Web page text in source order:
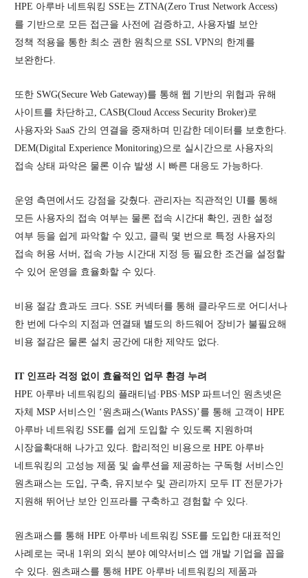
HPE 아루바 네트워킹 SSE는 ZTNA(Zero Trust Network Access)
를 기반으로 모든 접근을 사전에 검증하고, 사용자별 보안
정책 적용을 통한 최소 권한 원칙으로 SSL VPN의 한계를
보완한다.
또한 SWG(Secure Web Gateway)를 통해 웹 기반의 위협과 유해
사이트를 차단하고, CASB(Cloud Access Security Broker)로
사용자와 SaaS 간의 연결을 중재하며 민감한 데이터를 보호한다.
DEM(Digital Experience Monitoring)으로 실시간으로 사용자의
접속 상태 파악은 물론 이슈 발생 시 빠른 대응도 가능하다.
운영 측면에서도 강점을 갖췄다. 관리자는 직관적인 UI를 통해
모든 사용자의 접속 여부는 물론 접속 시간대 확인, 권한 설정
여부 등을 쉽게 파악할 수 있고, 클릭 몇 번으로 특정 사용자의
접속 허용 서버, 접속 가능 시간대 지정 등 필요한 조건을 설정할
수 있어 운영을 효율화할 수 있다.
비용 절감 효과도 크다. SSE 커넥터를 통해 클라우드로 어디서나
한 번에 다수의 지점과 연결돼 별도의 하드웨어 장비가 불필요해
비용 절감은 물론 설치 공간에 대한 제약도 없다.
IT 인프라 걱정 없이 효율적인 업무 환경 누려
HPE 아루바 네트워킹의 플래티넘·PBS·MSP 파트너인 원츠넷은
자체 MSP 서비스인 ‘원츠패스(Wants PASS)’를 통해 고객이 HPE
아루바 네트워킹 SSE를 쉽게 도입할 수 있도록 지원하며
시장을확대해 나가고 있다. 합리적인 비용으로 HPE 아루바
네트워킹의 고성능 제품 및 솔루션을 제공하는 구독형 서비스인
원츠패스는 도입, 구축, 유지보수 및 관리까지 모두 IT 전문가가
지원해 뛰어난 보안 인프라를 구축하고 경험할 수 있다.
원츠패스를 통해 HPE 아루바 네트워킹 SSE를 도입한 대표적인
사례로는 국내 1위의 외식 분야 예약서비스 앱 개발 기업을 꼽을
수 있다. 원츠패스를 통해 HPE 아루바 네트워킹의 제품과